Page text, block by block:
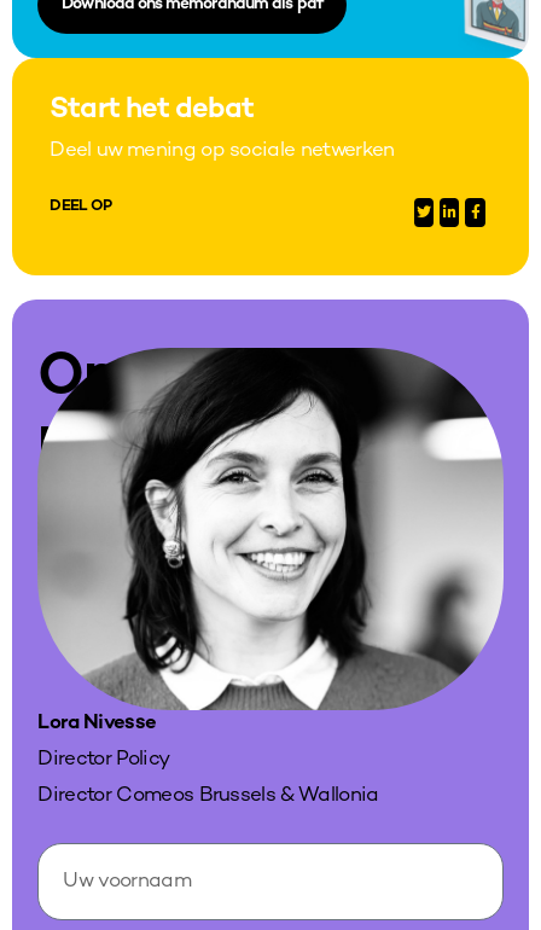
Download ons memorandum als pdf
Start het debat
Deel uw mening op sociale netwerken
DEEL OP
Om
meer
vernemen
Lora Nivesse
Director Policy
Director Comeos Brussels & Wallonia